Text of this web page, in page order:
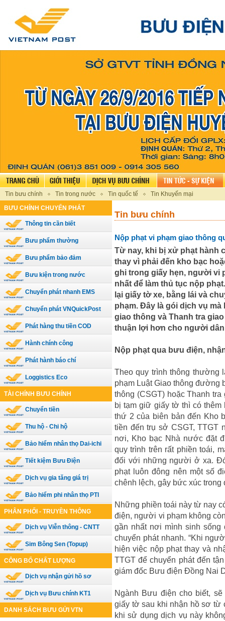
Tin bưu chính Tin trong nước Tin quốc tế
Tin Khuyến mại
BƯU CHÍNH CHUYỂN PHÁT
Thông tin cần biết
Bưu phẩm thường
Bưu phẩm bảo đảm
Bưu kiện trong nước
Chuyển phát nhanh EMS
Chuyển phát VNQuickPost
Phát hàng thu tiền COD
Hành chính công
Phát hành báo chí
Loggistics Eco
TÀI CHÍNH BƯU CHÍNH
Chuyển tiền
Thu hộ - Chi hộ
Bảo hiểm nhân thọ Dai-ichi
Tiết kiệm Bưu Điện
Dịch vụ gia tăng giá trị
Bảo hiểm phi nhân thọ PTI
PHÂN PHỐI - TRUYỀN THÔNG
Dịch vụ Viễn thông - CNTT
Sim Bông Sen (Topup)
CÔNG BỐ CHẤT LƯỢNG
Dịch vụ nhận gửi hồ sơ
Dịch vụ Bưu chính KT1
DANH SÁCH BƯU GỬI VTN
Tin bưu chính
Nộp phạt vi phạm giao thông
Từ nay, khi bị xử phạt hành
thay vì phải đến kho bạc
ghi trong giấy hẹn, người vi
nhất để làm thủ tục nộp
lại giấy tờ xe, bằng lái và
phạm. Đây là gói dịch vụ
giao thông và Thanh tra
thuận lợi hơn cho người
Nộp phạt qua bưu điện,
Theo quy trình thông thường
phạm Luật Giao thông
thông (CSGT) hoặc Thanh
bị tạm giữ giấy tờ thì có
thứ 2 của biên bản đến Kho
tiền đến trụ sở CSGT, TTGT
nơi, Kho bạc Nhà nước đặt
quy trình trên rất phiền toái,
đối với những người ở xa.
phạt luôn đông nên một số
chênh lệch, gây bức xúc
Những phiền toái này từ nay
điện, người vi phạm không
gần nhất nơi mình sinh
chuyển phát nhanh. “Khi
hiện việc nộp phạt thay và
TTGT để chuyển phát đến
giám đốc Bưu điện Đồng Nai
Ngành Bưu điện cho biết,
giấy tờ sau khi nhận hồ sơ từ
khi sử dụng dịch vụ này